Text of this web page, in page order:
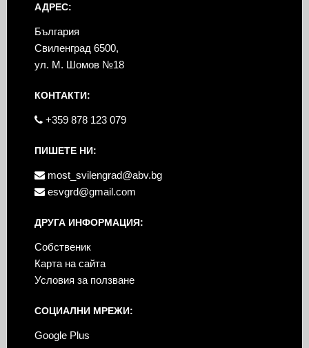
АДРЕС:
България
Свиленград 6500,
ул. М. Шомов №18
КОНТАКТИ:
+359 878 123 079
ПИШЕТЕ НИ:
most_svilengrad@abv.bg
esvgrd@gmail.com
ДРУГА ИНФОРМАЦИЯ:
Собственик
Карта на сайта
Условия за ползване
СОЦИАЛНИ МРЕЖИ:
Google Plus